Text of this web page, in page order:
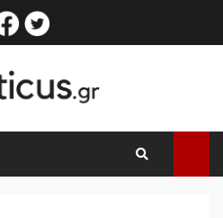
facebook